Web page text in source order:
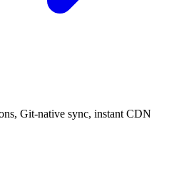
Git-native sync, instant CDN